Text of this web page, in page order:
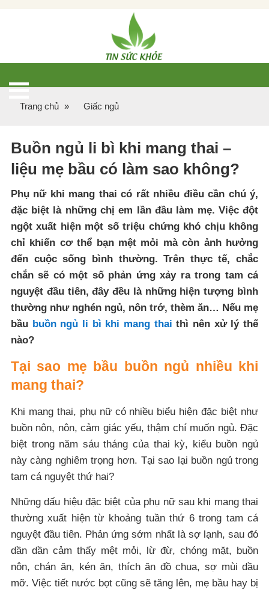
Trang chủ » Giấc ngủ
Buồn ngủ li bì khi mang thai –
liệu mẹ bầu có làm sao không?
Phụ nữ khi mang thai có rất nhiều điều cần chú ý,
đặc biệt là những chị em lần đầu làm mẹ. Việc đột
ngột xuất hiện một số triệu chứng khó chịu không
chỉ khiến cơ thể bạn mệt mỏi mà còn ảnh hưởng
đến cuộc sống bình thường. Trên thực tế, chắc
chắn sẽ có một số phản ứng xảy ra trong tam cá
nguyệt đầu tiên, đây đều là những hiện tượng bình
thường như nghén ngủ, nôn trớ, thèm ăn… Nếu mẹ
bầu buồn ngủ li bì khi mang thai thì nên xử lý thế
nào?
Tại sao mẹ bầu buồn ngủ nhiều khi
mang thai?
Khi mang thai, phụ nữ có nhiều biểu hiện đặc biệt như
buồn nôn, nôn, cảm giác yếu, thậm chí muốn ngủ. Đặc
biệt trong năm sáu tháng của thai kỳ, kiểu buồn ngủ
này càng nghiêm trọng hơn. Tại sao lại buồn ngủ trong
tam cá nguyệt thứ hai?
Những dấu hiệu đặc biệt của phụ nữ sau khi mang thai
thường xuất hiện từ khoảng tuần thứ 6 trong tam cá
nguyệt đầu tiên. Phản ứng sớm nhất là sợ lạnh, sau đó
dần dần cảm thấy mệt mỏi, lừ đừ, chóng mặt, buồn
nôn, chán ăn, kén ăn, thích ăn đồ chua, sợ mùi dầu
mỡ. Việc tiết nước bọt cũng sẽ tăng lên, mẹ bầu hay bị